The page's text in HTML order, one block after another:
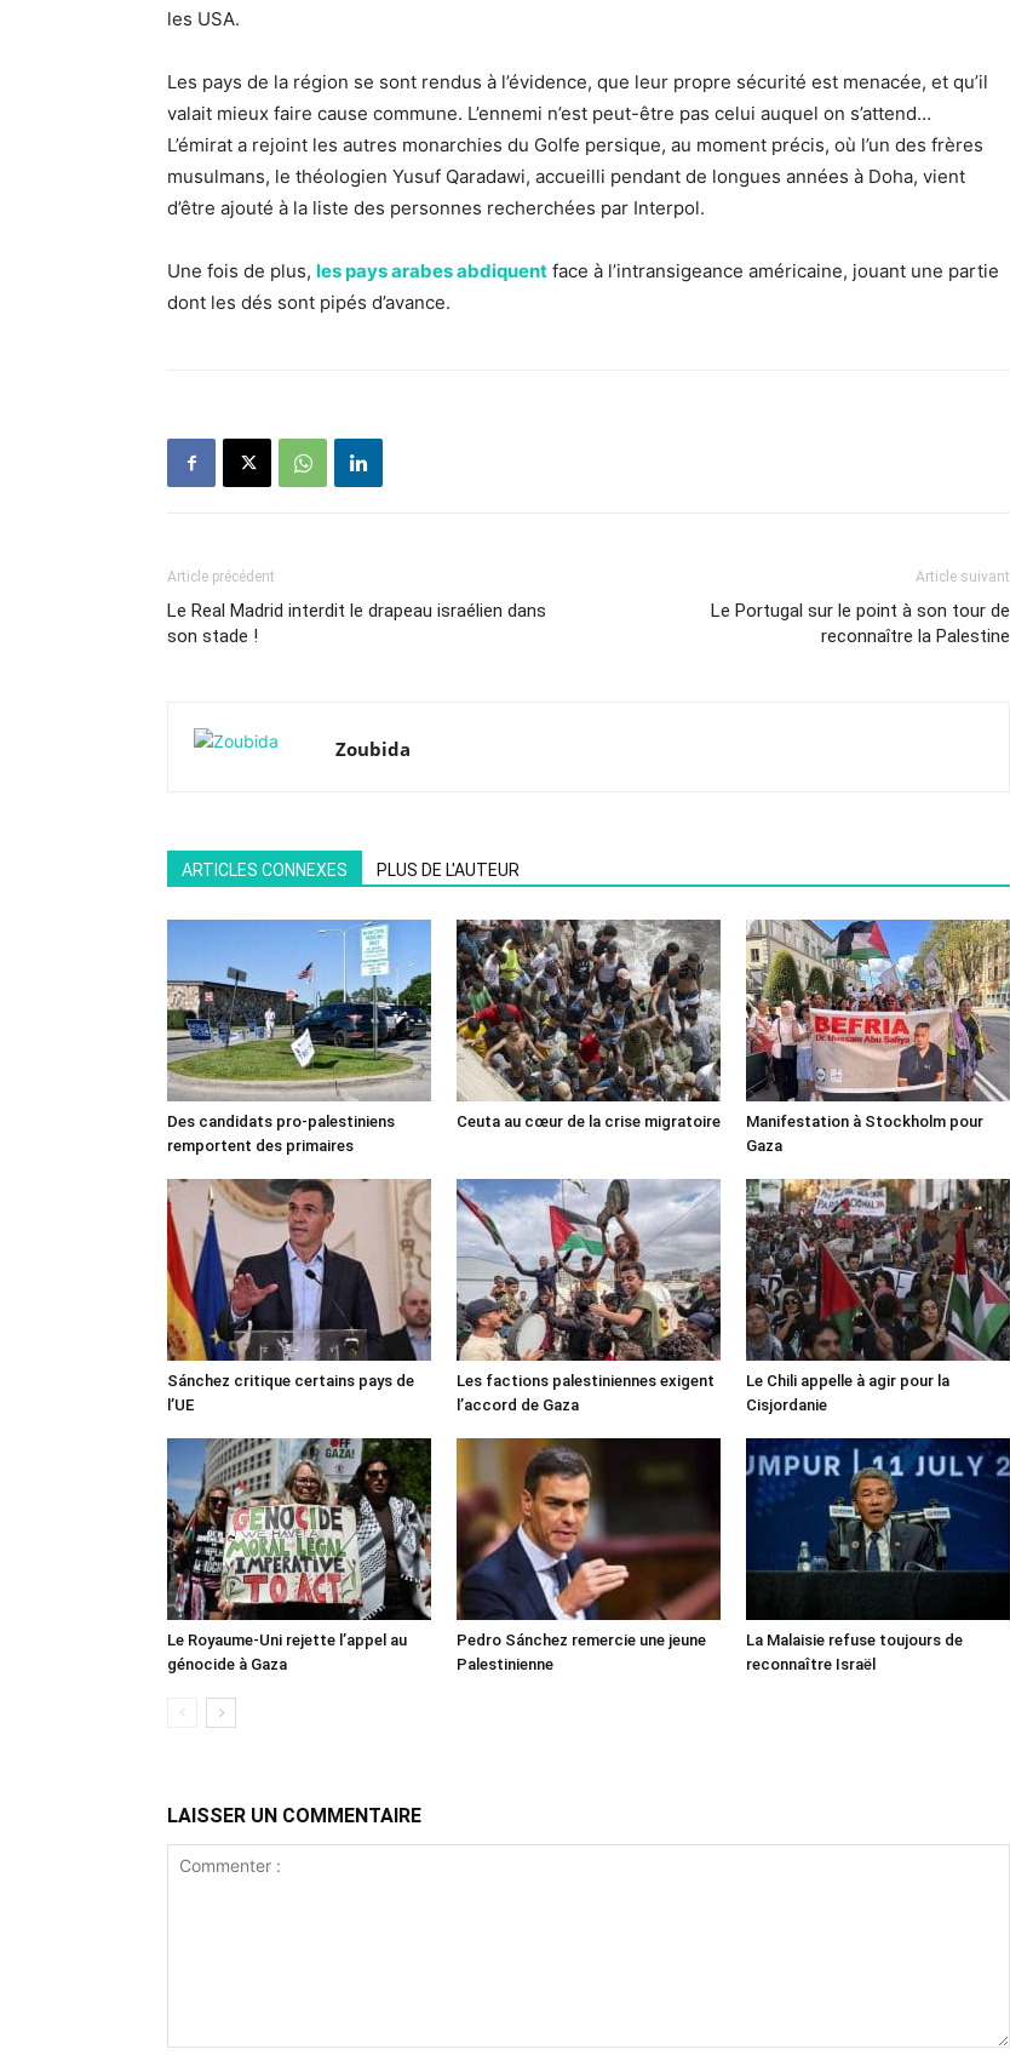
les USA.
Les pays de la région se sont rendus à l’évidence, que leur propre sécurité est menacée, et qu’il
valait mieux faire cause commune. L’ennemi n’est peut-être pas celui auquel on s’attend…
L’émirat a rejoint les autres monarchies du Golfe persique, au moment précis, où l’un des frères
musulmans, le théologien Yusuf Qaradawi, accueilli pendant de longues années à Doha, vient
d’être ajouté à la liste des personnes recherchées par Interpol.
Une fois de plus, les pays arabes abdiquent face à l’intransigeance américaine, jouant une partie
dont les dés sont pipés d’avance.
Article précédent
Le Real Madrid interdit le drapeau israélien dans
son stade !
Article suivant
Le Portugal sur le point à son tour de
reconnaître la Palestine
Zoubida
ARTICLES CONNEXES PLUS DE L'AUTEUR
Des candidats pro-palestiniens
remportent des primaires
Ceuta au cœur de la crise migratoire
Manifestation à Stockholm pour
Gaza
Sánchez critique certains pays de
l’UE
Les factions palestiniennes exigent
l’accord de Gaza
Le Chili appelle à agir pour la
Cisjordanie
Le Royaume-Uni rejette l’appel au
génocide à Gaza
Pedro Sánchez remercie une jeune
Palestinienne
La Malaisie refuse toujours de
reconnaître Israël
LAISSER UN COMMENTAIRE